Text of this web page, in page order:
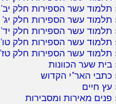
תלמוד עשר הספירות חלק יב'
תלמוד עשר הספירות חלק יג'
תלמוד עשר הספירות חלק יד'
תלמוד עשר הספירות חלק טו'
תלמוד עשר הספירות חלק טז'
בית שער הכוונות
כתבי האר"י הקדוש
עץ חיים
פנים מאירות ומסבירות